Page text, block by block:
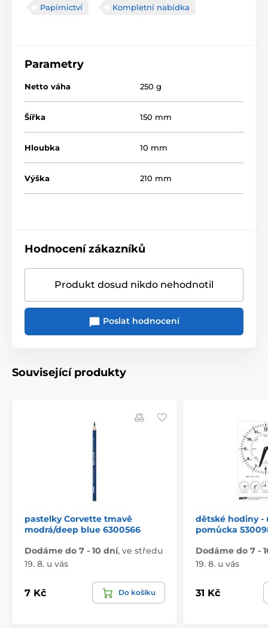
Papírnictví Kompletní nabídka
Parametry
Netto váha 250 g
Šířka 150 mm
Hloubka 10 mm
Výška 210 mm
Hodnocení zákazníků
Produkt dosud nikdo nehodnotil
Poslat hodnocení
Související produkty
pastelky Corvette tmavě
modrá/deep blue 6300566
Dodáme do 7 - 10 dní, ve středu
19. 8. u vás
7 Kč Do košíku
dětské hodiny -
pomůcka
Dodáme do 7 -
19. 8. u vás
31 Kč